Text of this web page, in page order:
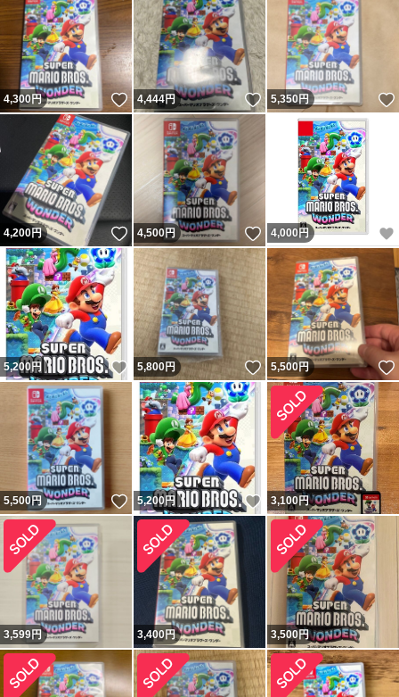
4,300円 いいね！
4,444円 いいね！
5,350円
4,200円 いいね！
4,500円 いいね！
4,000円
5,200 円 いいね！
5,800円 いいね！
5,500円
5,500円 いいね！
5,200 円 いいね！
3,100円
3,599円 3,400円 3,500円